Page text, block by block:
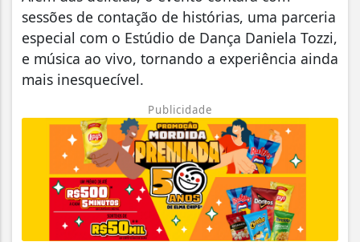
sessões de contação de histórias, uma parceria
especial com o Estúdio de Dança Daniela Tozzi,
e música ao vivo, tornando a experiência ainda
mais inesquecível.
Publicidade